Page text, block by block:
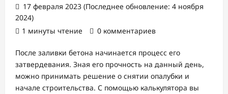
17 февраля 2023 (Последнее обновление: 4 ноября
2024)
1 минуты чтение
0 комментариев
После заливки бетона начинается процесс его
затвердевания. Зная его прочность на данный день,
можно принимать решение о снятии опалубки и
начале строительства. С помощью калькулятора вы